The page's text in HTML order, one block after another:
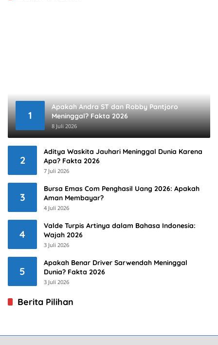
1
Apakah Andra ST dan Robby Pantjoro
Meninggal? Fakta 2026
8 Juli 2026
2
Aditya Waskita Jauhari Meninggal Dunia Karena
Apa? Fakta 2026
7 Juli 2026
3
Bursa Emas Com Penghasil Uang 2026: Apakah
Aman Membayar?
4 Juli 2026
4
Valde Turpis Artinya dalam Bahasa Indonesia:
Wajah 2026
3 Juli 2026
5
Apakah Benar Driver Sarwendah Meninggal
Dunia? Fakta 2026
3 Juli 2026
Berita Pilihan